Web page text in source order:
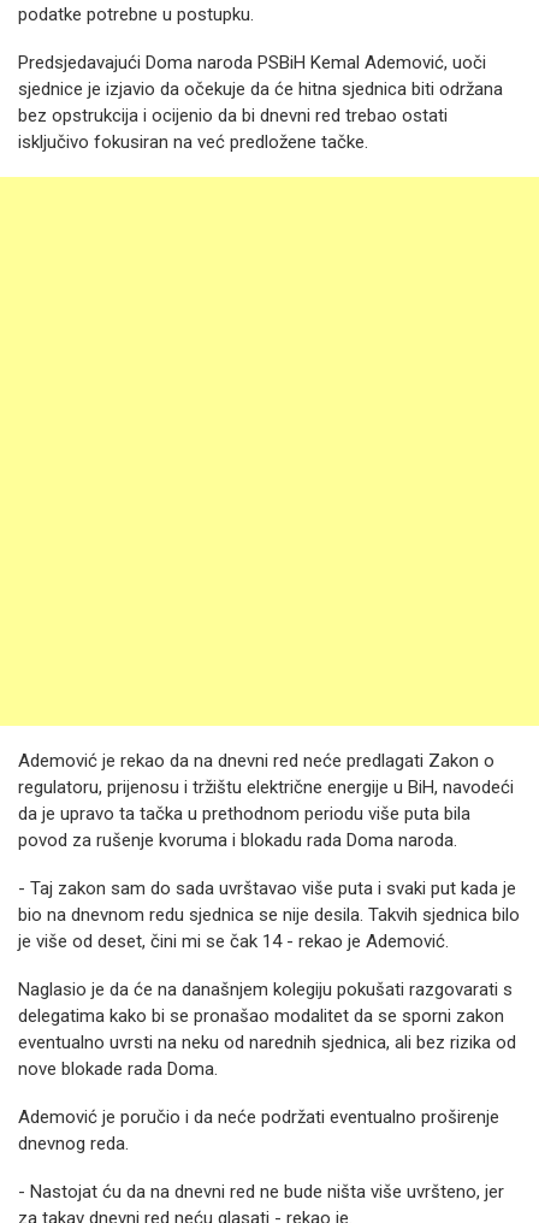
podatke potrebne u postupku.
Predsjedavajući Doma naroda PSBiH Kemal Ademović, uoči
sjednice je izjavio da očekuje da će hitna sjednica biti održana
bez opstrukcija i ocijenio da bi dnevni red trebao ostati
isključivo fokusiran na već predložene tačke.
Ademović je rekao da na dnevni red neće predlagati Zakon o
regulatoru, prijenosu i tržištu električne energije u BiH, navodeći
da je upravo ta tačka u prethodnom periodu više puta bila
povod za rušenje kvoruma i blokadu rada Doma naroda.
- Taj zakon sam do sada uvrštavao više puta i svaki put kada je
bio na dnevnom redu sjednica se nije desila. Takvih sjednica bilo
je više od deset, čini mi se čak 14 - rekao je Ademović.
Naglasio je da će na današnjem kolegiju pokušati razgovarati s
delegatima kako bi se pronašao modalitet da se sporni zakon
eventualno uvrsti na neku od narednih sjednica, ali bez rizika od
nove blokade rada Doma.
Ademović je poručio i da neće podržati eventualno proširenje
dnevnog reda.
- Nastojat ću da na dnevni red ne bude ništa više uvršteno, jer
za takav dnevni red neću glasati - rekao je.